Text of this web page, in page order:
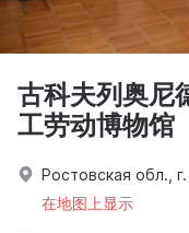
古科夫列奥尼
工劳动博物馆
Ростовская обл.,
在地图上显示